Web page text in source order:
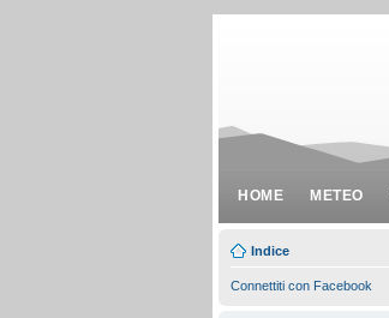
HOME METEO
Indice
Connettiti con Facebook